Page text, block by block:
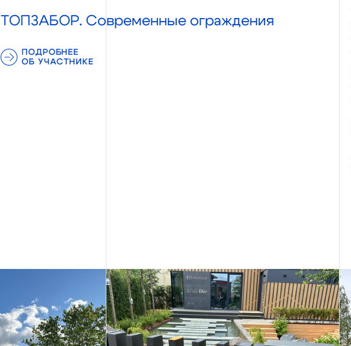
ТОПЗАБОР. Современные ограждения
ПОДРОБНЕЕ
ОБ УЧАСТНИКЕ